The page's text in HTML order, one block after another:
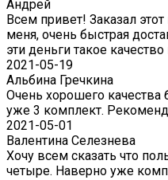
Андрей
Всем привет! Заказал
меня, очень быстрая
эти деньги такое
2021-05-19
Альбина Гречкина
Очень хорошего качества
уже 3 комплект.
2021-05-01
Валентина Селезнева
Хочу всем сказать что
четыре. Наверно уже